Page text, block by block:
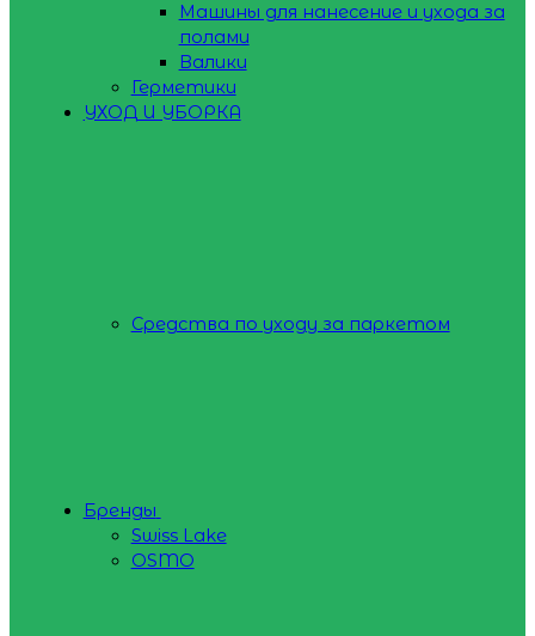
Машины для нанесение и ухода за
полами
Валики
Герметики
УХОД И УБОРКА
Средства по уходу за паркетом
Бренды
Swiss Lake
OSMO